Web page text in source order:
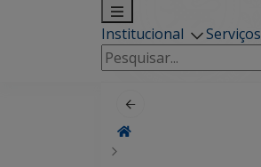
Institucional Serviços
Pesquisar
por: